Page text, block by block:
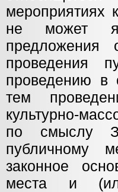
мероприятиях
не может
проведения
проведению в
тем
культурно-
по смыслу
публичному
законное
места и